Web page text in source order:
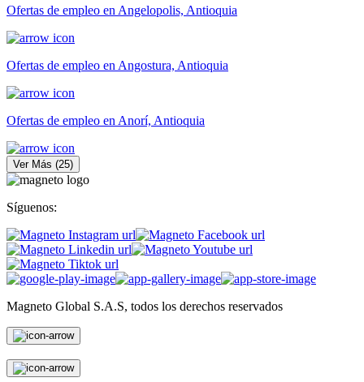
Ofertas de empleo en Angelopolis, Antioquia
Ofertas de empleo en Angostura, Antioquia
Ofertas de empleo en Anorí, Antioquia
Ver Más (25)
Síguenos:
Magneto Global S.A.S, todos los derechos reservados
Personas